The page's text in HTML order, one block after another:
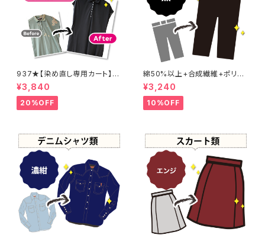
937★【染め直し専用カート】4
800円
¥3,840
20%OFF
綿50%以上+合成繊維+ポリウ
レタン 黒染め パンツ 【元色：
黒】 -染め直し[漆黒 - Black]4
01-0076
¥3,240
10%OFF